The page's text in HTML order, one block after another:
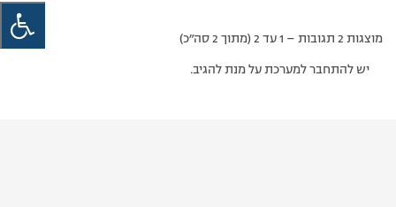
מוצגות 2 תגובות – 1 עד 2 (מתוך 2 סה״כ)
יש להתחבר למערכת על מנת להגיב.